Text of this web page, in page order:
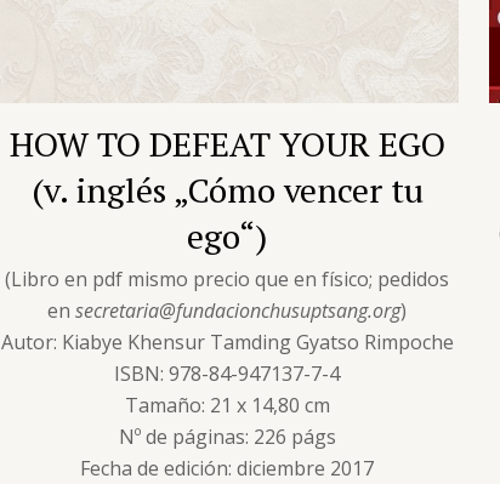
HOW TO DEFEAT YOUR EGO
(v. inglés „Cómo vencer tu
ego“)
(Libro en pdf mismo precio que en físico; pedidos
ensecretaria@fundacionchusuptsang.org)
Autor: Kiabye Khensur Tamding Gyatso Rimpoche
ISBN: 978-84-947137-7-4
Tamaño: 21 x 14,80 cm
Nº de páginas: 226 págs
Fecha de edición: diciembre 2017